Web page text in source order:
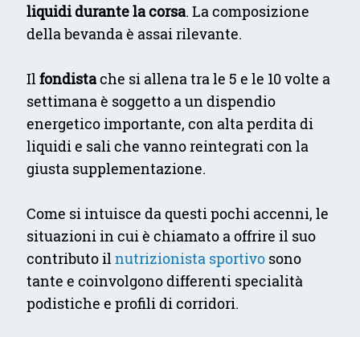
liquidi durante la corsa. La composizione
della bevanda è assai rilevante.
Ilfondistache si allena tra le 5 e le 10 volte a
settimana è soggetto a un dispendio
energetico importante, con alta perdita di
liquidi e sali che vanno reintegrati con la
giusta supplementazione.
Come si intuisce da questi pochi accenni, le
situazioni in cui è chiamato a offrire il suo
contributo ilnutrizionista sportivo sono
tante e coinvolgono differenti specialità
podistiche e profili di corridori.